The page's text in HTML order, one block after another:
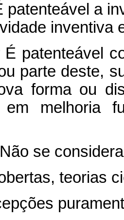
patenteável a
inventiva
É patenteável
parte deste,
forma ou
em melhoria
se
teorias